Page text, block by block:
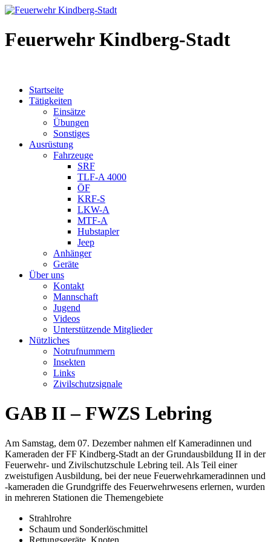
Feuerwehr Kindberg-Stadt
Startseite
Tätigkeiten
Einsätze
Übungen
Sonstiges
Ausrüstung
Fahrzeuge
SRF
TLF-A 4000
ÖF
KRF-S
LKW-A
MTF-A
Hubstapler
Jeep
Anhänger
Geräte
Über uns
Kontakt
Mannschaft
Jugend
Videos
Unterstützende Mitglieder
Nützliches
Notrufnummern
Insekten
Links
Zivilschutzsignale
GAB II – FWZS Lebring
Am Samstag, dem 07. Dezember nahmen elf Kameradinnen und
Kameraden der FF Kindberg-Stadt an der Grundausbildung II in der
Feuerwehr- und Zivilschutzschule Lebring teil. Als Teil einer
zweistufigen Ausbildung, bei der neue Feuerwehrkameradinnen und
-kameraden die Grundgriffe des Feuerwehrwesens erlernen, wurden
in mehreren Stationen die Themengebiete
Strahlrohre
Schaum und Sonderlöschmittel
Rettungsgeräte, Knoten